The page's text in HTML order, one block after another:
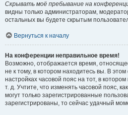
Скрывать моё пребывание на
видны только администраторам,
остальных вы будете скрытым
Вернуться к началу
На конференции неправильное время!
Возможно, отображается время,
не к тому, в котором находитесь вы. В
настройках часовой пояс на тот, в
т. д. Учтите, что изменять часовой пояс,
могут только зарегистрированные
зарегистрированы, то сейчас удачный